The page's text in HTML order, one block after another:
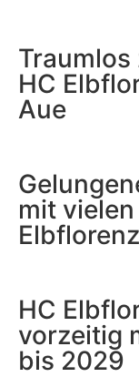
HC
Aue
mit
HC
vorzeitig
bis 2029